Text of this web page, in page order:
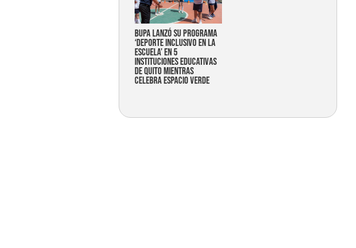
Bupa lanzó su programa
‘Deporte Inclusivo en la
Escuela’ en 5
instituciones educativas
de Quito mientras
celebra espacio verde